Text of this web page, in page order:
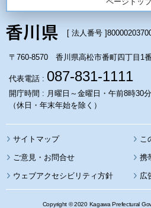
[ 法人番号 ]
〒760-8570 香川県高松市番町四丁目1
代表電話 : 087-831-1111
開庁時間 : 月曜日～金曜日・午前8時30
（休日・年末年始を除く）
サイトマップ こ
携
ウェブアクセシビリティ方針 広
Copyright © 2020 Kagawa Prefectural